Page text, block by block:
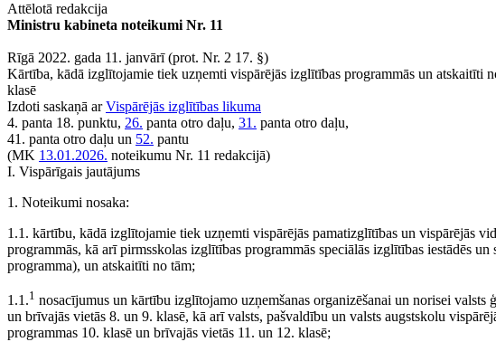
Attēlotā redakcija
Ministru kabineta noteikumi Nr. 11
Rīgā 2022. gada 11. janvārī (prot. Nr. 2 17. §)
Kārtība, kādā izglītojamie tiek uzņemti vispārējās izglītības programmās un atskaitīti
klasē
Izdoti saskaņā arVispārējās izglītības likuma
4. panta 18. punktu, 26. panta otro daļu, 31. panta otro daļu,
41. panta otro daļu un 52. pantu
(MK 13.01.2026. noteikumu Nr. 11 redakcijā)
I. Vispārīgais jautājums
1. Noteikumi nosaka:
1.1. kārtību, kādā izglītojamie tiek uzņemti vispārējās pamatizglītības un vispārējās
programmās, kā arī pirmsskolas izglītības programmās speciālās izglītības iestādēs
programma), un atskaitīti no tām;
1.1.1 nosacījumus un kārtību izglītojamo uzņemšanas organizēšanai un norisei
un brīvajās vietās 8. un 9. klasē, kā arī valsts, pašvaldību un valsts augstskolu
programmas 10. klasē un brīvajās vietās 11. un 12. klasē;